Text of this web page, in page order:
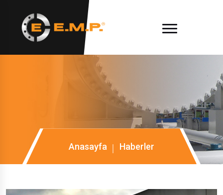
Anasayfa Haberler